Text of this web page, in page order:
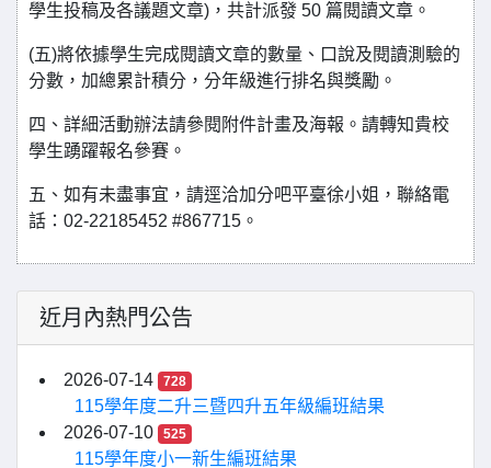
學生投稿及各議題文章)，共計派發 50 篇閱讀文章。
(五)將依據學生完成閱讀文章的數量、口說及閱讀測驗的
分數，加總累計積分，分年級進行排名與獎勵。
四、詳細活動辦法請參閱附件計畫及海報。請轉知貴校
學生踴躍報名參賽。
五、如有未盡事宜，請逕洽加分吧平臺徐小姐，聯絡電
話：02-22185452 #867715。
近月內熱門公告
2026-07-14 728
115學年度二升三暨四升五年級編班結果
2026-07-10
525
115學年度小一新生編班結果